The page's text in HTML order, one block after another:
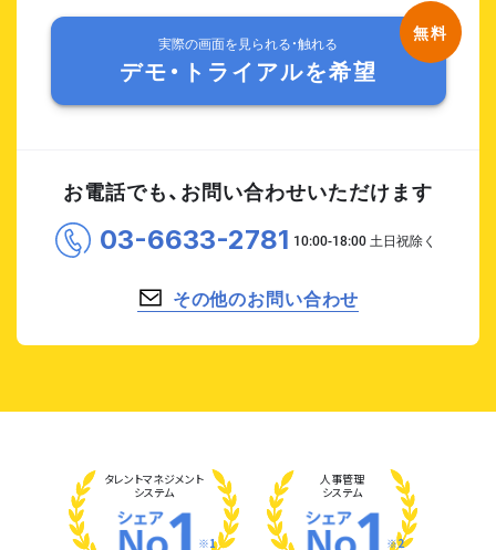
実際の画面を見られる・触れる
デモ・トライアルを希望
お電話でも、お問い合わせいただけます
03-6633-2781
その他のお問い合わせ
タレントマネジメント
システム
※1
人事管理
システム
※2